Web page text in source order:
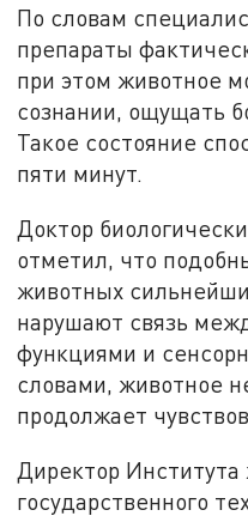
По словам
препараты
при этом животное
сознании, ощущать
Такое состояние
пяти минут.
Доктор
отметил, что
животных
нарушают связь
функциями и
словами, животное
продолжает
Директор
государственного